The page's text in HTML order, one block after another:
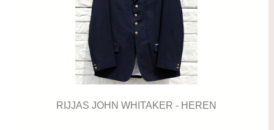
RIJJAS JOHN WHITAKER - HEREN